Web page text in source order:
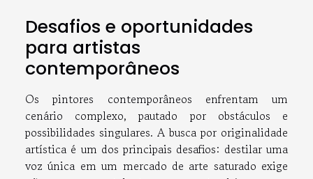
Desafios e oportunidades
para artistas
contemporâneos
Os pintores contemporâneos enfrentam um
cenário complexo, pautado por obstáculos e
possibilidades singulares. A busca por originalidade
artística é um dos principais desafios: destilar uma
voz única em um mercado de arte saturado exige